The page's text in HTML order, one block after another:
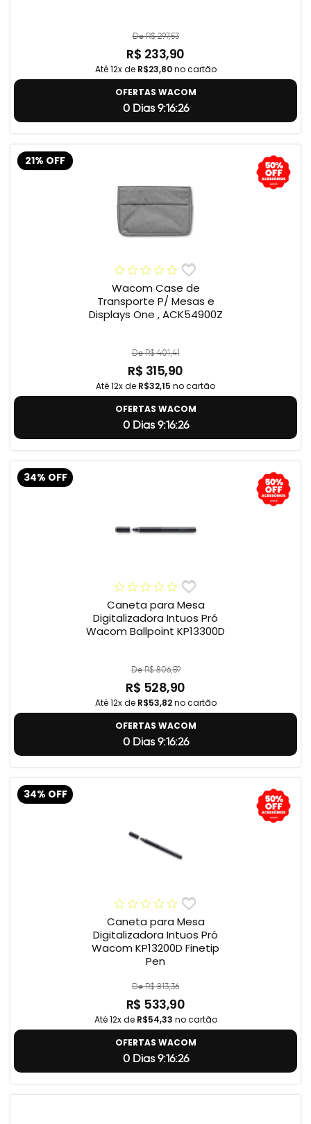
De R$ 297,53
R$ 233,90
Até 12x de R$23,80no cartão
OFERTAS WACOM
0 Dias 9:16:25
21% OFF
Wacom Case de
Transporte P/ Mesas e
Displays One , ACK54900Z
De R$ 401,41
R$ 315,90
Até 12x de R$32,15 no cartão
OFERTAS WACOM
0 Dias 9:16:25
34% OFF
Caneta para Mesa
Digitalizadora Intuos Pró
Wacom Ballpoint KP13300D
De R$ 806,59
R$ 528,90
Até 12x de R$53,82no cartão
OFERTAS WACOM
0 Dias 9:16:25
34% OFF
Caneta para Mesa
Digitalizadora Intuos Pró
Wacom KP13200D Finetip
Pen
De R$ 813,36
R$ 533,90
Até 12x de R$54,33 no cartão
OFERTAS WACOM
0 Dias 9:16:25